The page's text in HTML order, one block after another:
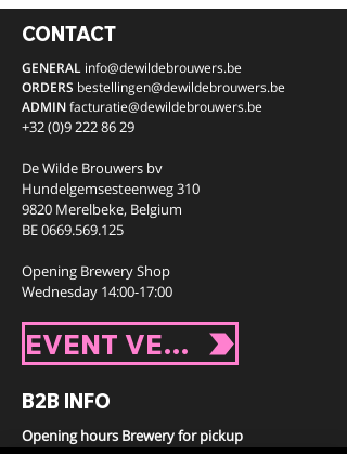
CONTACT
GENERAL info@dewildebrouwers.be
ORDERS bestellingen@dewildebrouwers.be
ADMINfacturatie@dewildebrouwers.be
+32 (0)9 222 86 29
De Wilde Brouwers bv
Hundelgemsesteenweg 310
9820 Merelbeke, Belgium
BE0669.569.125
Opening Brewery Shop
Wednesday 14:00-17:00
EVENT VENUE
B2B INFO
Opening hours Brewery for pickup